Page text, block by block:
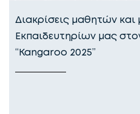
Διακρίσεις μαθητών
Εκπαιδευτηρίων μας
“Kangaroo 2025”